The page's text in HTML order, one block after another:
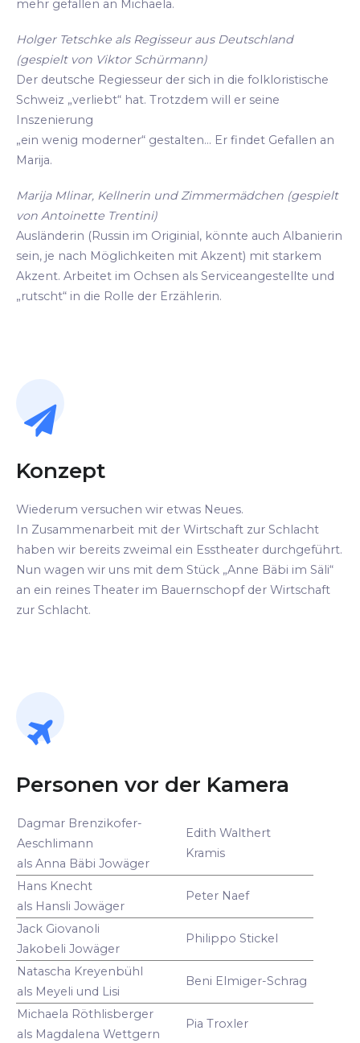
mehr gefallen an Michaela.
Holger Tetschke als Regisseur aus Deutschland
(gespielt von Viktor Schürmann)
Der deutsche Regiesseur der sich in die folkloristische
Schweiz „verliebt“ hat. Trotzdem will er seine
Inszenierung
„ein wenig moderner“ gestalten... Er findet Gefallen an
Marija.
Marija Mlinar, Kellnerin und Zimmermädchen (gespielt
von Antoinette Trentini)
Ausländerin (Russin im Originial, könnte auch Albanierin
sein, je nach Möglichkeiten mit Akzent) mit starkem
Akzent. Arbeitet im Ochsen als Serviceangestellte und
„rutscht“ in die Rolle der Erzählerin.
Konzept
Wiederum versuchen wir etwas Neues.
In Zusammenarbeit mit der Wirtschaft zur Schlacht
haben wir bereits zweimal ein Esstheater durchgeführt.
Nun wagen wir uns mit dem Stück „Anne Bäbi im Säli“
an ein reines Theater im Bauernschopf der Wirtschaft
zur Schlacht.
Personen vor der Kamera
Dagmar Brenzikofer-
Aeschlimann
als Anna Bäbi Jowäger
Edith Walthert
Kramis
Hans Knecht
als Hansli Jowäger
Peter Naef
Jack Giovanoli
Jakobeli Jowäger
Philippo Stickel
Natascha Kreyenbühl
als Meyeli und Lisi
Beni Elmiger-Schrag
Michaela Röthlisberger
als Magdalena Wettgern
Pia Troxler